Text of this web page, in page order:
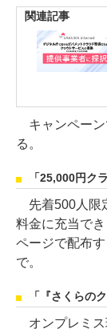
関連記事
キャンペーン
る。
「25,000円ク
先着500人限
料金に充当で
ページで配布
で。
「『さくらの
オンプレミス